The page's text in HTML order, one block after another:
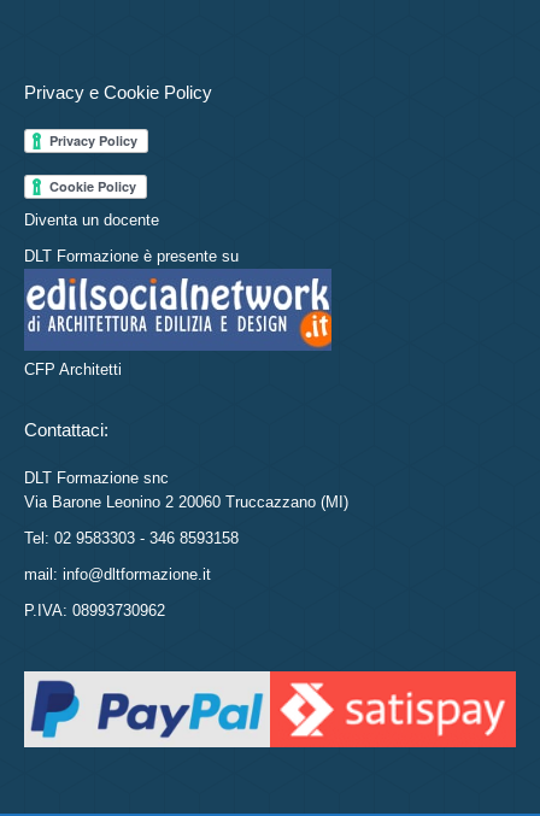
Privacy e Cookie Policy
Diventa un docente
DLT Formazione è presente su
CFP Architetti
Contattaci:
DLT Formazione snc
Via Barone Leonino 2 20060 Truccazzano (MI)
Tel: 02 9583303 - 346 8593158
mail: info@dltformazione.it
P.IVA: 08993730962